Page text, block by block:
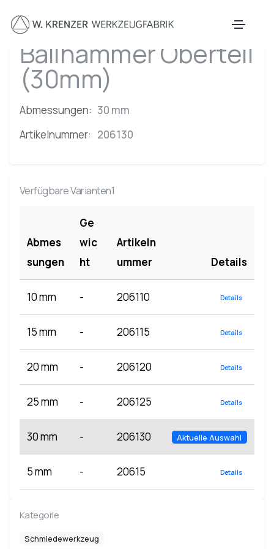
Ballhammer Oberteil
(30mm)
Abmessungen: 30 mm
Artikelnummer: 206130
Verfügbare Varianten1
Abmes
sungen
Ge
wic
ht
Artikeln
ummer
Details
10 mm - 206110 Details
15 mm - 206115 Details
20 mm - 206120 Details
25 mm - 206125 Details
30 mm - 206130 Aktuelle Auswahl
5 mm - 20615 Details
Kategorie
Schmiedewerkzeug